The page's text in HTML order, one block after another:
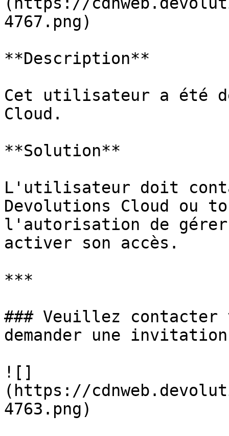
4767.png)
**Description**
Cet utilisateur a été
Cloud.
**Solution**
L'utilisateur doit
Devolutions Cloud ou
l'autorisation de
activer son accès.
***
### Veuillez contacter
demander une
![]
(https://
4763.png)